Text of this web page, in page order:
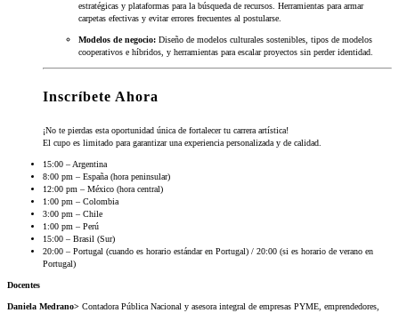
estratégicas y plataformas para la búsqueda de recursos. Herramientas para armar
carpetas efectivas y evitar errores frecuentes al postularse.
Modelos de negocio: Diseño de modelos culturales sostenibles, tipos de modelos
cooperativos e híbridos, y herramientas para escalar proyectos sin perder identidad.
Inscríbete Ahora
¡No te pierdas esta oportunidad única de fortalecer tu carrera artística!
El cupo es limitado para garantizar una experiencia personalizada y de calidad.
15:00 – Argentina
8:00 pm – España (hora peninsular)
12:00 pm – México (hora central)
1:00 pm – Colombia
3:00 pm – Chile
1:00 pm – Perú
15:00 – Brasil (Sur)
20:00 – Portugal (cuando es horario estándar en Portugal) / 20:00 (si es horario de verano en
Portugal)
Docentes
Daniela Medrano> Contadora Pública Nacional y asesora integral de empresas PYME, emprendedores,